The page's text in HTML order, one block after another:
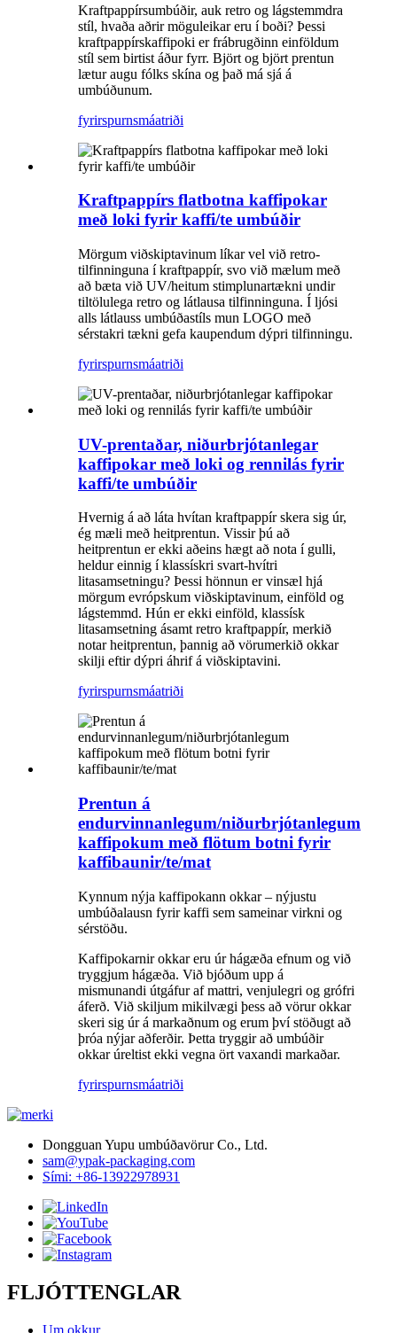
Kraftpappírsumbúðir, auk retro og lágstemmdra
stíl, hvaða aðrir möguleikar eru í boði? Þessi
kraftpappírskaffipoki er frábrugðinn einföldum
stíl sem birtist áður fyrr. Björt og björt prentun
lætur augu fólks skína og það má sjá á
umbúðunum.
fyrirspurnsmáatriði
Kraftpappírs flatbotna kaffipokar
með loki fyrir kaffi/te umbúðir
Mörgum viðskiptavinum líkar vel við retro-
tilfinninguna í kraftpappír, svo við mælum með
að bæta við UV/heitum stimplunartækni undir
tiltölulega retro og látlausa tilfinninguna. Í ljósi
alls látlauss umbúðastíls mun LOGO með
sérstakri tækni gefa kaupendum dýpri tilfinningu.
fyrirspurnsmáatriði
UV-prentaðar, niðurbrjótanlegar
kaffipokar með loki og rennilás fyrir
kaffi/te umbúðir
Hvernig á að láta hvítan kraftpappír skera sig úr,
ég mæli með heitprentun. Vissir þú að
heitprentun er ekki aðeins hægt að nota í gulli,
heldur einnig í klassískri svart-hvítri
litasamsetningu? Þessi hönnun er vinsæl hjá
mörgum evrópskum viðskiptavinum, einföld og
lágstemmd. Hún er ekki einföld, klassísk
litasamsetning ásamt retro kraftpappír, merkið
notar heitprentun, þannig að vörumerkið okkar
skilji eftir dýpri áhrif á viðskiptavini.
fyrirspurnsmáatriði
Prentun á
endurvinnanlegum/niðurbrjótanlegum
kaffipokum með flötum botni fyrir
kaffibaunir/te/mat
Kynnum nýja kaffipokann okkar – nýjustu
umbúðalausn fyrir kaffi sem sameinar virkni og
sérstöðu.
Kaffipokarnir okkar eru úr hágæða efnum og við
tryggjum hágæða. Við bjóðum upp á
mismunandi útgáfur af mattri, venjulegri og grófri
áferð. Við skiljum mikilvægi þess að vörur okkar
skeri sig úr á markaðnum og erum því stöðugt að
þróa nýjar aðferðir. Þetta tryggir að umbúðir
okkar úreltist ekki vegna ört vaxandi markaðar.
fyrirspurnsmáatriði
Dongguan Yupu umbúðavörur Co., Ltd.
sam@ypak-packaging.com
Sími: +86-13922978931
FLJÓTTENGLAR
Um okkur